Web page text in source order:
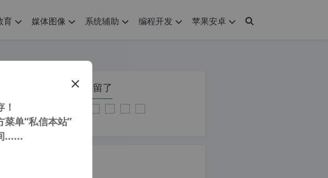
育 媒体图像 系统辅助 编程开发 苹果安卓
您在本页停留了
单“私信本站”
......